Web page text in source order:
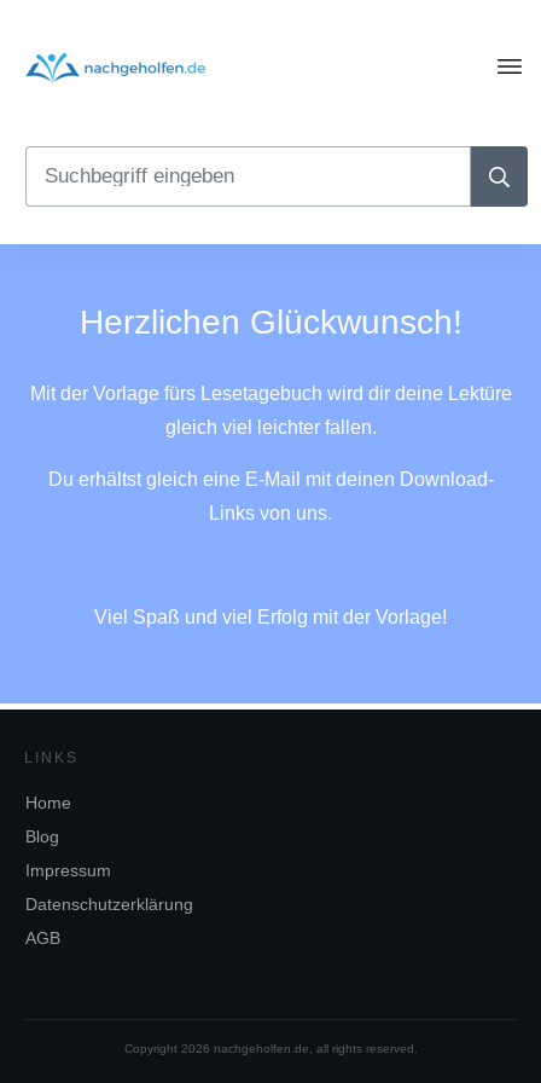
Herzlichen Glückwunsch!
Mit der Vorlage fürs Lesetagebuch wird dir deine Lektüre
gleich viel leichter fallen.
Du erhältst gleich eine E-Mail mit deinen Download-
Links von uns.
Viel Spaß und viel Erfolg mit der Vorlage!
LINKS
Home
Blog
Impressum
Datenschutzerklärung
AGB
Copyright 2026 nachgeholfen.de , all rights reserved.